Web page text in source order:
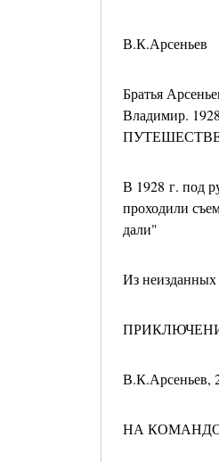
В.К.Арсеньев
Братья
Владимир.
В 1928 г. под
проходили
дали"
Из
В.К.Арсеньев,
НА